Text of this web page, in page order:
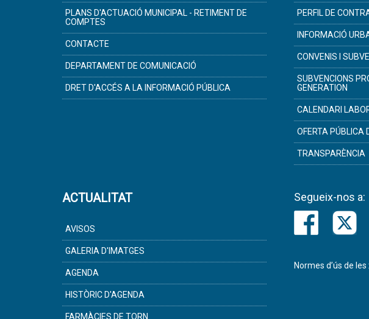
PLANS D'ACTUACIÓ MUNICIPAL - RETIMENT DE
COMPTES
CONTACTE
DEPARTAMENT DE COMUNICACIÓ
DRET D'ACCÉS A LA INFORMACIÓ PÚBLICA
PERFIL DE
INFORMACIÓ
CONVENIS I
SUBVENCIONS
GENERATION
CALENDARI
OFERTA PÚBLICA
TRANSPARÈNCIA
ACTUALITAT
AVISOS
GALERIA D'IMATGES
AGENDA
HISTÒRIC D'AGENDA
FARMÀCIES DE TORN
Segueix-nos a:
Normes d’ús de